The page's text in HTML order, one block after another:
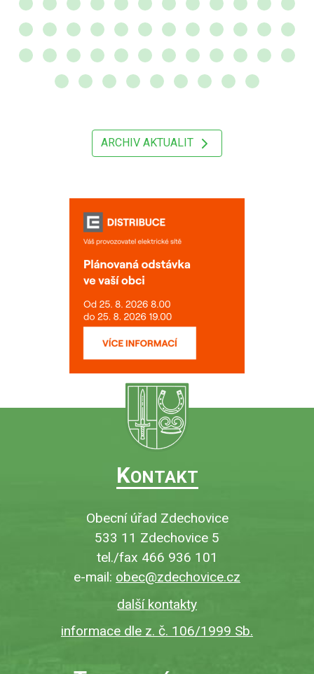
ARCHIV AKTUALIT
KONTAKT
Obecní úřad Zdechovice
533 11 Zdechovice 5
tel./fax 466 936 101
e-mail: obec@zdechovice.cz
další kontakty
informace dle z. č. 106/1999 Sb.